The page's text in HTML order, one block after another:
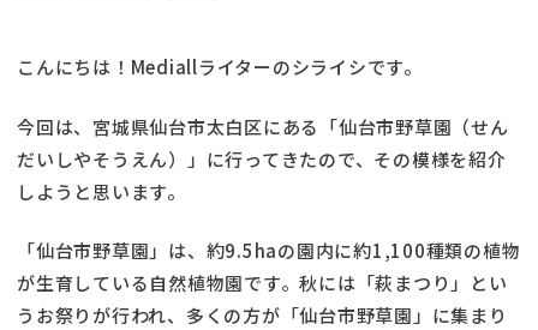
こんにちは！Mediallライターのシライシです。
今回は、宮城県仙台市太白区にある「仙台市野草園（せん
だいしやそうえん）」に行ってきたので、その模様を紹介
しようと思います。
「仙台市野草園」は、約9.5haの園内に約1,100種類の植物
が生育している自然植物園です。秋には「萩まつり」とい
うお祭りが行われ、多くの方が「仙台市野草園」に集まり